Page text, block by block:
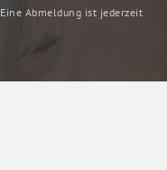
Eine Abmeldung ist jederzeit